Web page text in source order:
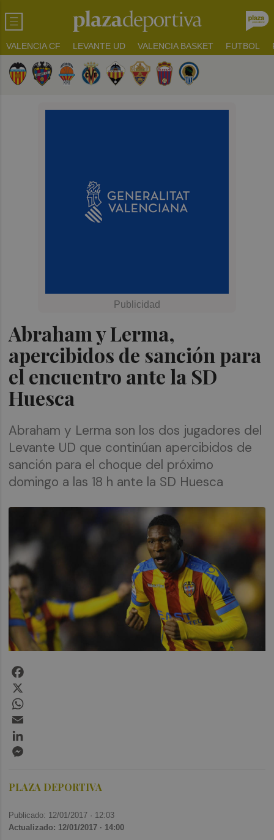
VALENCIA CF LEVANTE UD VALENCIA BASKET FUTBOL
Abraham y Lerma,
apercibidos de sanción para
el encuentro ante la SD
Huesca
Abraham y Lerma son los dos jugadores del
Levante UD que continúan apercibidos de
sanción para el choque del próximo
domingo a las 18 h ante la SD Huesca
PLAZA DEPORTIVA
Publicado: 12/01/2017 · 12:03
Actualizado: 12/01/2017 · 14:00